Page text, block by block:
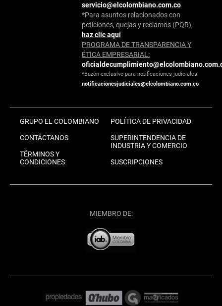
servicio@elcolombiano.com.co
*Para asuntos relacionados con
peticiones, quejas y reclamos (PQR),
haz clic aquí
PROGRAMA DE TRANSPARENCIA Y
ÉTICA EMPRESARIAL:
*Buzón exclusivo para notificaciones judiciales:
notificacionesjudiciales@elcolombiano.com.co
GRUPO EL COLOMBIANO
CONTÁCTANOS
TÉRMINOS Y
CONDICIONES
POLÍTICA DE PRIVACIDAD
SUPERINTENDENCIA DE
INDUSTRIA Y COMERCIO
SUSCRIPCIONES
MIEMBRO DE: